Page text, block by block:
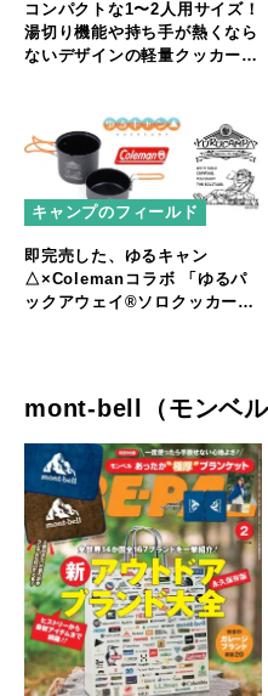
コンパクトな1〜2人用サイズ！
湯切り機能や持ち手が熱くなら
ないデザインの軽量クッカー
キャンプのフィールド
即完売した、ゆるキャン
△×Colemanコラボ 「ゆるパ
ックアウェイ®ソロクッカーセ
mont-bell（モンベ